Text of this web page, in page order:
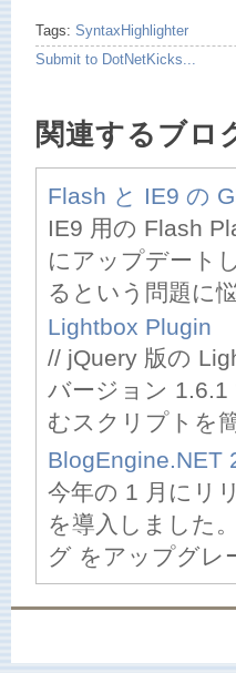
Tags: SyntaxHighlighter
Submit to DotNetKicks...
関連するブロ
Flash と IE9 の
IE9 用の Flash
にアップデート
るという問題に
Lightbox Plugin
// jQuery 版の
バージョン
むスクリプトを
BlogEngine.NET
今年の 1 月にリ
を導入しました
グ をアップグレ